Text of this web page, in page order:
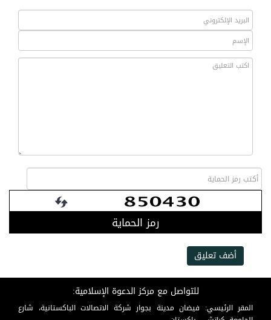
رمز الحماية
أضف تعليق
للتواصل مع مركز الدعوة الإسلامية:
المقر الرئيسي: فيضان مدينة بجوار شركة الاتصالات الباكستانية، شارع